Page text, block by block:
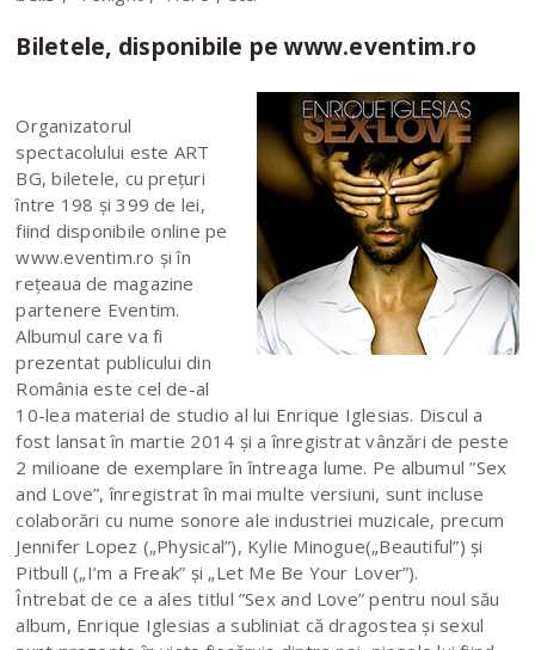
Biletele, disponibile pe www.eventim.ro
Organizatorul
spectacolului este ART
BG, biletele, cu preţuri
între 198 şi 399 de lei,
fiind disponibile online pe
www.eventim.ro şi în
reţeaua de magazine
partenere Eventim.
Albumul care va fi
prezentat publicului din
România este cel de-al
10-lea material de studio al lui Enrique Iglesias. Discul a
fost lansat în martie 2014 și a înregistrat vânzări de peste
2 milioane de exemplare în întreaga lume. Pe albumul ”Sex
and Love”, înregistrat în mai multe versiuni, sunt incluse
colaborări cu nume sonore ale industriei muzicale, precum
Jennifer Lopez („Physical”), Kylie Minogue(„Beautiful”) și
Pitbull („I’m a Freak” și „Let Me Be Your Lover”).
Întrebat de ce a ales titlul ”Sex and Love” pentru noul său
album, Enrique Iglesias a subliniat că dragostea și sexul